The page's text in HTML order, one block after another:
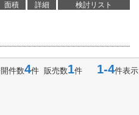
面積 詳細 検討リスト
件数4件 販売数1件 1-4件表示